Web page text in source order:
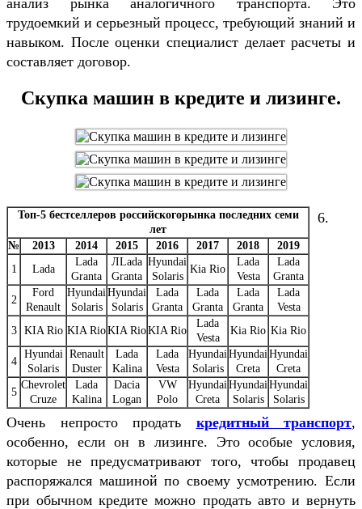
анализ рынка аналогичного транспорта. Это
трудоемкий и серьезный процесс, требующий знаний и
навыком. После оценки специалист делает расчеты и
составляет договор.
Скупка машин в кредите и лизинге.
Топ-5 бестселлеров российскогорынка последних семи
лет
№
2013 2014 2015 2016 2017 2018
2019
1
Lada
Lada
Granta
ЛLada
Granta
Hyundai
Solaris
Kia Rio
Lada
Vesta
Lada
Granta
2
Ford
Renault
Hyundai
Solaris
Hyundai
Solaris
Lada
Granta
Lada
Granta
Lada
Granta
Lada
Vesta
3
KIA Rio KIA RioKIA RioKIA Rio
Lada
Vesta
Kia Rio Kia Rio
4
Hyundai
Solaris
Renault
Duster
Lada
Kalina
Lada
Vesta
Hyundai
Solaris
Hyundai
Creta
Hyundai
Creta
5
Chevrolet
Cruze
Lada
Kalina
Dacia
Logan
VW
Polo
Hyundai
Creta
Hyundai
Solaris
Hyundai
Solaris
6.
Очень непросто продать кредитный транспорт,
особенно, если он в лизинге. Это особые условия,
которые не предусматривают того, чтобы продавец
распоряжался машиной по своему усмотрению. Если
при обычном кредите можно продать авто и вернуть